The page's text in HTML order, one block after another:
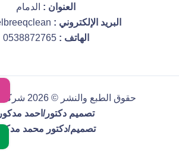
العنوان : الدمام
البريد الإلكتروني :
الهاتف : 0538872765
حقوق الطبع والنشر © 2026 شركة البريق كلين
تصميم دكتور/احمد مدكور
تصميم/دكتور محمد مدكور